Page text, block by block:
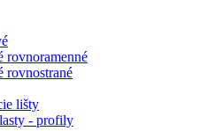
rovnostrané
lišty
- profily